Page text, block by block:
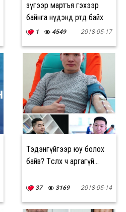
зүгээр мартъя гэхээр
байнга нүдэнд өртөөд байх
юм1 4549 2018-05-17
Тэдэнгүйгээр юу болох
байв? Төсөөлөх ч аргагүй...
37 3169 2018-05-14